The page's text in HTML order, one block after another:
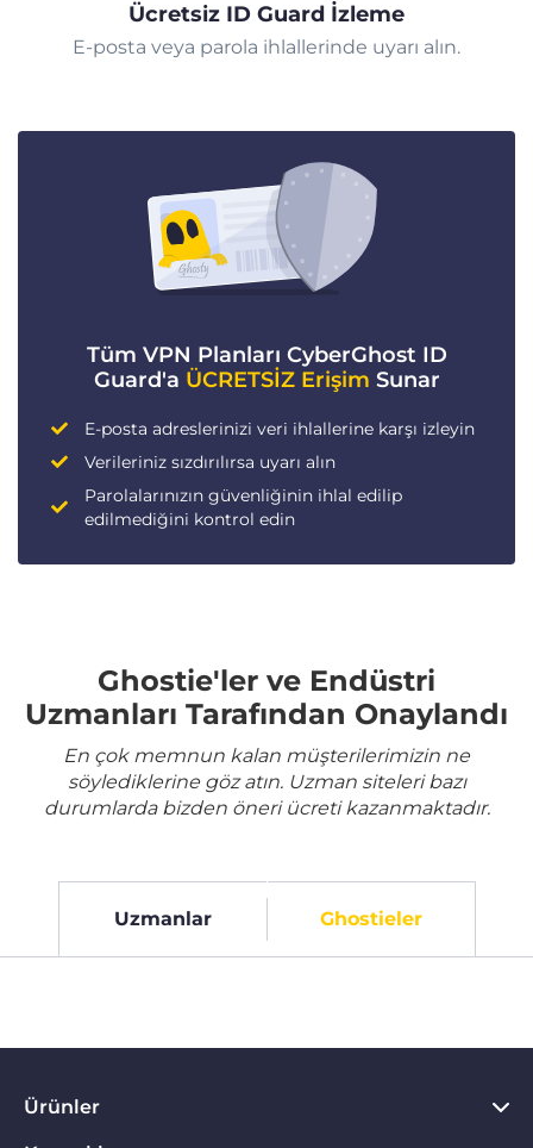
Ücretsiz ID Guard İzleme
E-posta veya parola ihlallerinde uyarı alın.
Tüm VPN Planları CyberGhost ID
Guard'a ÜCRETSİZ Erişim Sunar
E-posta adreslerinizi veri ihlallerine karşı izleyin
Verileriniz sızdırılırsa uyarı alın
Parolalarınızın güvenliğinin ihlal edilip
edilmediğini kontrol edin
Ghostie'ler ve Endüstri
Uzmanları Tarafından Onaylandı
En çok memnun kalan müşterilerimizin ne
söylediklerine göz atın. Uzman siteleri bazı
durumlarda bizden öneri ücreti kazanmaktadır.
Uzmanlar Ghostieler
Ürünler